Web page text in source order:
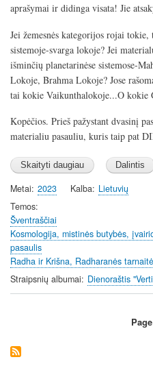
aprašymai ir didinga visata! Jie
Jei žemesnės kategorijos rojai
sistemoje-svarga lokoje? Jei
išminčių planetarinėse sistemose-
Lokoje, Brahma Lokoje? Jose
tai kokie Vaikunthalokoje...O kokie
Kopėčios. Prieš pažystant dvasinį
materialiu pasauliu, kuris taip pat
Metai 2023 Kalba Lietuvių
Temos
Šventraščiai
Kosmologija, mistinės butybės,
pasaulis
Radha ir Krišna, Radharanės
Straipsnių albumai
Dienoraštis